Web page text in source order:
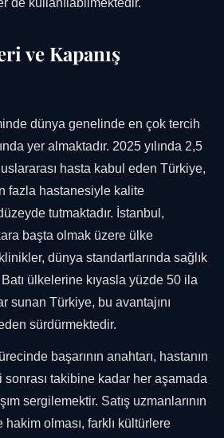
de kullanılabilmektedir.
ve Kapanış
dünya genelinde en çok tercih
yer almaktadır. 2025 yılında 2,5
hasta kabul eden Türkiye,
fazla hastanesiyle kalite
tutmaktadır. İstanbul,
başta olmak üzere ülke
dünya standartlarında sağlık
ülkelerine kıyasla yüzde 50 ila
sunan Türkiye, bu avantajını
sürdürmektedir.
başarının anahtarı, hastanın
sonrası takibine kadar her aşamada
sergilemektir. Satış uzmanlarının
olması, farklı kültürlere